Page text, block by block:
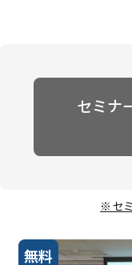
セミナ
※ セ
無料